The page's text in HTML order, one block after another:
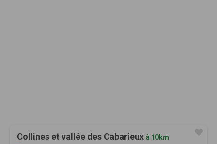
Collines et vallée des Cabarieux à 10km